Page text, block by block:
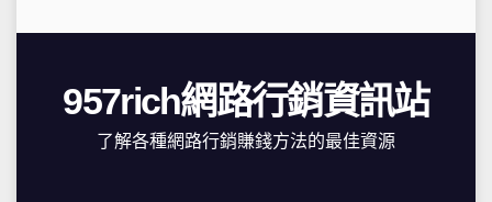
957rich網路行銷資訊站
了解各種網路行銷賺錢方法的最佳資源